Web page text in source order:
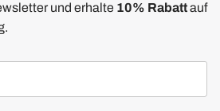
und erhalte 10% Rabattauf